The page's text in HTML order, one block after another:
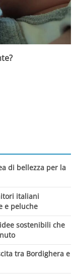
di bellezza per la
italiani
e peluche
sostenibili che
tra Bordighera e